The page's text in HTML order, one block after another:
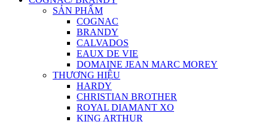
SẢN PHẨM
COGNAC
BRANDY
CALVADOS
EAUX DE VIE
DOMAINE JEAN MARC MOREY
THƯƠNG HIỆU
HARDY
CHRISTIAN BROTHER
ROYAL DIAMANT XO
KING ARTHUR